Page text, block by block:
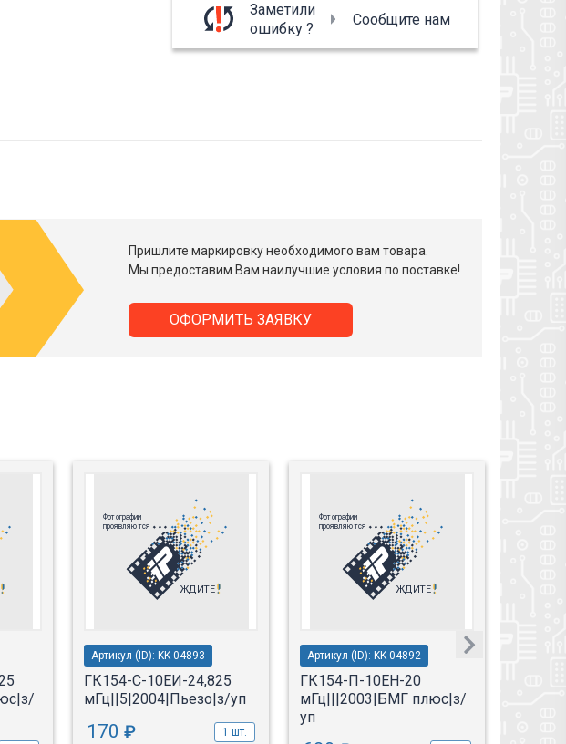
Заметили
ошибку ?
Сообщите нам
Пришлите маркировку необходимого вам товара.
Мы предоставим Вам наилучшие условия по поставке!
ОФОРМИТЬ ЗАЯВКУ
Артикул (ID): KK-04893
ГК154-С-10ЕИ-24,825
мГц||5|2004|Пьезо|з/уп
170 ₽ 1 шт.
Артикул (ID): KK-04892
ГК154-П-10ЕН-20
мГц|||2003|БМГ плюс|з/
уп